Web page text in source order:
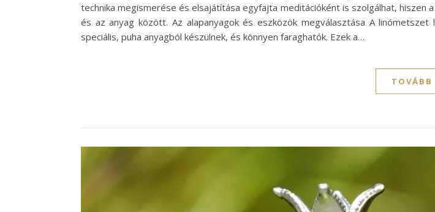
technika megismerése és elsajátítása egyfajta meditációként is szolgálhat,
és az anyag között. Az alapanyagok és eszközök megválasztása A
speciális, puha anyagból készülnek, és könnyen faraghatók. Ezek a…
TOVÁBB